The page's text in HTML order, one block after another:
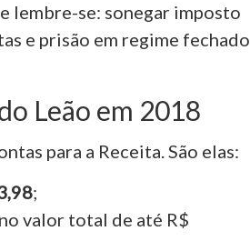
lembre-se: sonegar imposto
e prisão em regime fechado
Leão em 2018
para a Receita. São elas:
;
valor total de até R$